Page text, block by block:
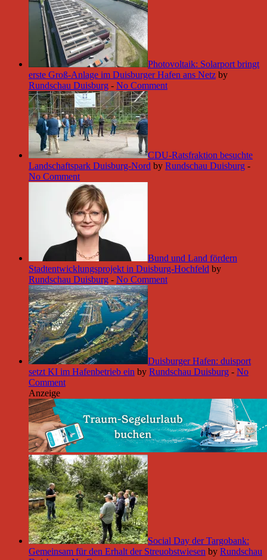
Photovoltaik: Solarport bringt
erste Groß-Anlage im Duisburger Hafen ans Netz by
Rundschau Duisburg - No Comment
CDU-Ratsfraktion besuchte
Landschaftspark Duisburg-Nord by Rundschau Duisburg -
No Comment
Bund und Land fördern
Stadtentwicklungsprojekt in Duisburg-Hochfeld by
Rundschau Duisburg - No Comment
Duisburger Hafen: duisport
setzt KI im Hafenbetrieb ein by Rundschau Duisburg - No
Comment
Anzeige
Social Day der Targobank:
Gemeinsam für den Erhalt der Streuobstwiesen by Rundschau